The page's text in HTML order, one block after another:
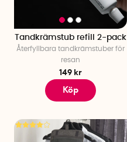
Tandkrämstub refill 2-pack
Återfyllbara tandkrämstuber för
resan
149 kr
Köp